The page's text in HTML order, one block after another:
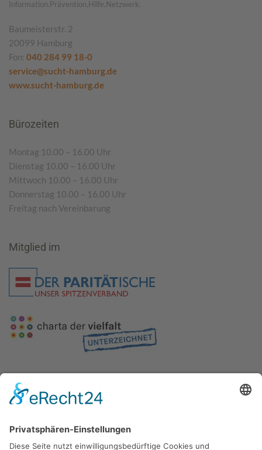
Information.Prävention.Hilfe.Netzwerk.
Baumeisterstr. 2
20099 Hamburg
Fon: 040 284 99 18-0
service@sucht-hamburg.de
www.sucht-hamburg.de
Bürozeiten
Montag 10.00 – 16.00 Uhr
Dienstag 10.00 – 16.00 Uhr
Mittwoch 10.00 – 16.00 Uhr
Donnerstag 10.00 – 16.00 Uhr
Freitag nach Vereinbarung
Mitglied im